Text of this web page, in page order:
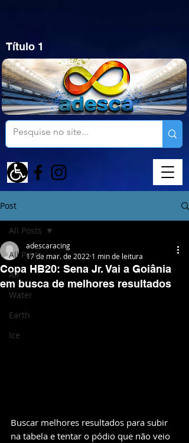
Título 1
Post
All Posts
Air
Water
Earth
Ice
All Posts
Copa HB20: Sena Jr. Vai a Goiânia
em busca de melhores resultados
adescaracing
17 de mar. de 2022 1 min de leitura
Buscar melhores resultados para subir
na tabela e tentar o pódio que não veio